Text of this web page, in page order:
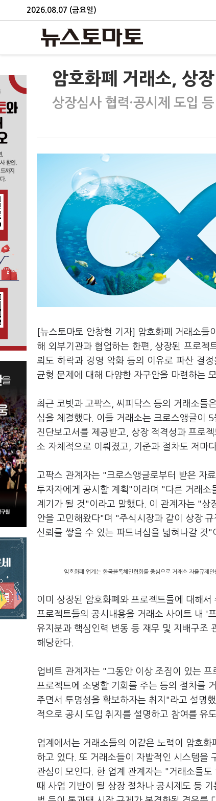
2026.08.07 (금요일)
암호화폐 거래소, 상
상장심사 협력·공시제 도입
[뉴스토마토 안창현 기자] 암호화폐 거래소들
해 외부기관과 협업하는 한편, 상장된 프로젝
뢰도 하락과 경영 악화 등의 이유로 파산 결
균형 문제에 대해 다양한 자구안을 마련하는
최근 코빗과 고팍스, 씨피닥스 등의 거래소들
십을 체결했다. 이들 거래소는 크로스앵글이
진단보고서를 제공받고, 상장 적격성과 프로
소 자체적으로 이뤄졌고, 기준과 절차도 저마
고팍스 관계자는 "크로스앵글로부터 받은 자
투자자에게 공시할 계획"이라며 "다른 거래소
계기가 될 것"이라고 말했다. 이 관계자는 "상
안을 고민해왔다"며 "주식시장과 같이 상장
신뢰를 쌓을 수 있는 파트너십을 넓혀나갈 것"
암호화폐 업계는 한국블록체인협회를 중심으로 거래소 자율규제
이미 상장된 암호화폐와 프로젝트들에 대해
프로젝트들의 공시내용을 거래소 사이트 내 '
유지분과 핵심인력 변동 등 재무 및 지배구조
해당한다.
업비트 관계자는 "그동안 이상 조짐이 있는
프로젝트에 소명할 기회를 주는 등의 절차를
주면서 투명성을 확보하자는 취지"라고 설명
적으로 공시 도입 취지를 설명하고 참여를 유
업계에서는 거래소들의 이같은 노력이 암호
하고 있다. 또 거래소들이 자발적인 시스템을
관심이 모인다. 한 업계 관계자는 "거래소들
때 사업 기반이 될 상장 절차나 공시제도 등